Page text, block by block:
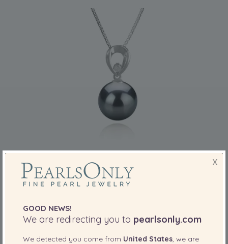
10-11mm tahitanski Wisiorek w Emilia Czarny
zł2199
X
GOOD NEWS!
We are redirecting you to pearlsonly.com
We detected you come from United States, we are